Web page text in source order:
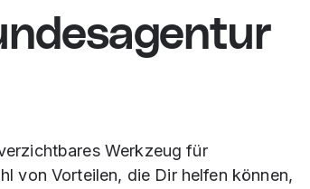
Werkzeug für
von Vorteilen, die Dir helfen können,